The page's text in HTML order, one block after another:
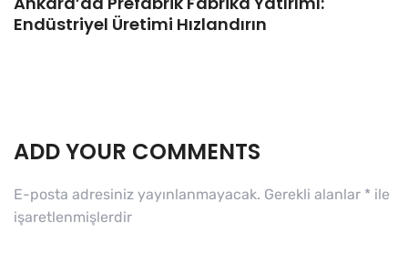
Endüstriyel Üretimi Hızlandırın
ADD YOUR COMMENTS
E-posta adresiniz yayınlanmayacak. Gerekli alanlar * ile
işaretlenmişlerdir